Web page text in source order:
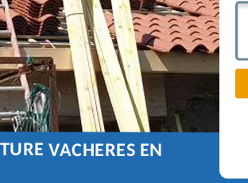
VACHERES EN